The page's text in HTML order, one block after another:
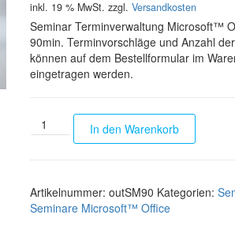
inkl. 19 % MwSt. zzgl. Versandkosten
Seminar Terminverwaltung Microsoft™
90min. Terminvorschläge und Anzahl
können auf dem Bestellformular im
eingetragen werden.
Seminar Microsoft™ Outlook 90min
In den Warenkorb
Artikelnummer: outSM90 Kategorien:
Seminare Microsoft™ Office